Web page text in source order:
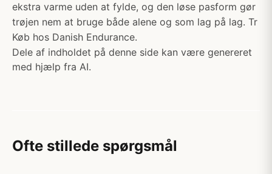
ekstra varme uden at fylde, og den løse pasform gør
trøjen nem at bruge både alene og som lag på lag. Tr
Køb hos Danish Endurance.
Dele af indholdet på denne side kan være genereret
med hjælp fra AI.
Ofte stillede spørgsmål